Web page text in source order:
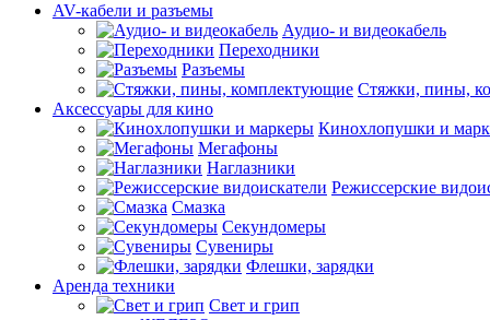
AV-кабели и разъемы
Аудио- и видеокабель
Переходники
Разъемы
Стяжки, пины,
Аксессуары для кино
Кинохлопушки и
Мегафоны
Наглазники
Режиссерские
Смазка
Секундомеры
Сувениры
Флешки, зарядки
Аренда техники
Свет и грип